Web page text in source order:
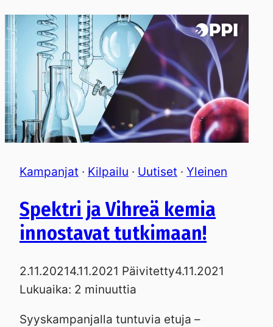
Kampanjat · Kilpailu · Uutiset · Yleinen
Spektri ja Vihreä kemia
innostavat tutkimaan!
2.11.20214.11.2021 Päivitetty4.11.2021
Lukuaika: 2 minuuttia
Syyskampanjalla tuntuvia etuja –